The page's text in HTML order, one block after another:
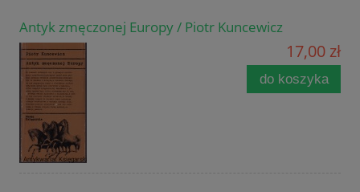
Antyk zmęczonej Europy / Piotr Kuncewicz
17,00 zł
do koszyka